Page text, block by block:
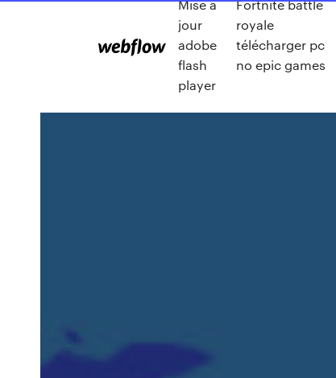
Mise a
jour
adobe
flash
player
Fortnite battle
royale
télécharger pc
no epic games